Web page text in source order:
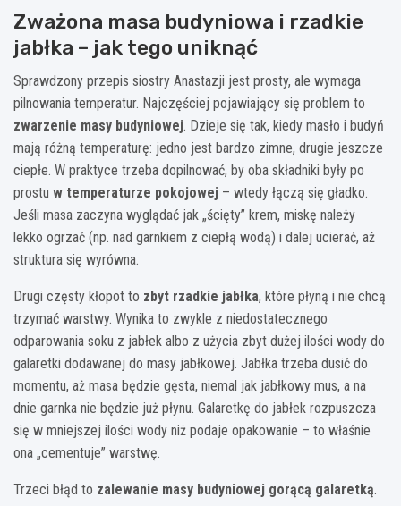
Zważona masa budyniowa i rzadkie
jabłka – jak tego uniknąć
Sprawdzony przepis siostry Anastazji jest prosty, ale wymaga
pilnowania temperatur. Najczęściej pojawiający się problem to
zwarzenie masy budyniowej. Dzieje się tak, kiedy masło i budyń
mają różną temperaturę: jedno jest bardzo zimne, drugie jeszcze
ciepłe. W praktyce trzeba dopilnować, by oba składniki były po
prostu w temperaturze pokojowej – wtedy łączą się gładko.
Jeśli masa zaczyna wyglądać jak „ścięty” krem, miskę należy
lekko ogrzać (np. nad garnkiem z ciepłą wodą) i dalej ucierać, aż
struktura się wyrówna.
Drugi częsty kłopot to zbyt rzadkie jabłka, które płyną i nie chcą
trzymać warstwy. Wynika to zwykle z niedostatecznego
odparowania soku z jabłek albo z użycia zbyt dużej ilości wody do
galaretki dodawanej do masy jabłkowej. Jabłka trzeba dusić do
momentu, aż masa będzie gęsta, niemal jak jabłkowy mus, a na
dnie garnka nie będzie już płynu. Galaretkę do jabłek rozpuszcza
się w mniejszej ilości wody niż podaje opakowanie – to właśnie
ona „cementuje” warstwę.
Trzeci błąd to zalewanie masy budyniowej gorącą galaretką.